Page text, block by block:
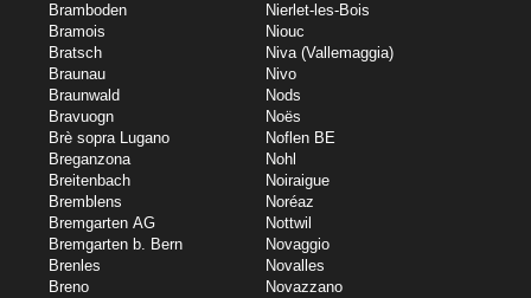
Bramboden
Bramois
Bratsch
Braunau
Braunwald
Bravuogn
Brè sopra Lugano
Breganzona
Breitenbach
Bremblens
Bremgarten AG
Bremgarten b. Bern
Brenles
Breno
Nierlet-les-Bois
Niouc
Niva (Vallemaggia)
Nivo
Nods
Noës
Noflen BE
Nohl
Noiraigue
Noréaz
Nottwil
Novaggio
Novalles
Novazzano